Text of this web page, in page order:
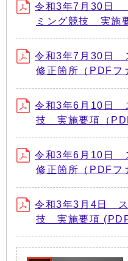
令和3年7月30日
ミング競技 実施
令和3年7月30日
修正箇所（PDFフ
令和3年6月10日
技 実施要項（
令和3年6月10日
修正箇所（PDFフ
令和3年3月4日 ス
技 実施要項